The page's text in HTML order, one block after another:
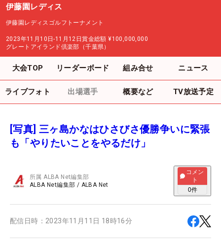
伊藤園レディス
伊藤園レディスゴルフトーナメント
2023年11月10日-11月12日賞金総額 ¥100,000,000
グレートアイランド倶楽部（千葉県）
大会TOP リーダーボード 組み合せ ニュース
ライブフォト 出場選手 概要など TV放送予定
[写真] 三ヶ島かなはひさびさ優勝争いに緊張
も「やりたいことをやるだけ」
所属ALBA Net編集部
ALBA Net編集部 / ALBA Net
コメン
ト
0件
配信日時： 2023年11月11日 18時16分